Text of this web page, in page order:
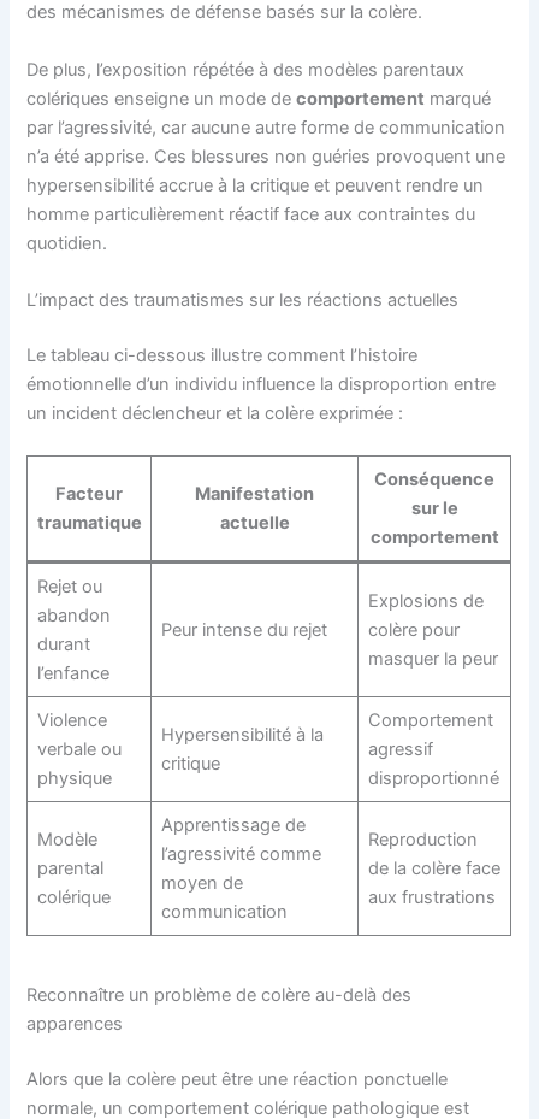
des mécanismes de défense basés sur la colère.
De plus, l’exposition répétée à des modèles parentaux
colériques enseigne un mode decomportement marqué
par l’agressivité, car aucune autre forme de communication
n’a été apprise. Ces blessures non guéries provoquent une
hypersensibilité accrue à la critique et peuvent rendre un
homme particulièrement réactif face aux contraintes du
quotidien.
L’impact des traumatismes sur les réactions actuelles
Le tableau ci-dessous illustre comment l’histoire
émotionnelle d’un individu influence la disproportion entre
un incident déclencheur et la colère exprimée :
Facteur
traumatique
Manifestation
actuelle
Conséquence
sur le
comportement
Rejet ou
abandon
durant
l’enfance
Peur intense du rejet
Explosions de
colère pour
masquer la peur
Violence
verbale ou
physique
Hypersensibilité à la
critique
Comportement
agressif
disproportionné
Modèle
parental
colérique
Apprentissage de
l’agressivité comme
moyen de
communication
Reproduction
de la colère face
aux frustrations
Reconnaître un problème de colère au-delà des
apparences
Alors que la colère peut être une réaction ponctuelle
normale, un comportement colérique pathologique est